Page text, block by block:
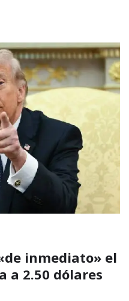
inmediato» el
a 2.50 dólares